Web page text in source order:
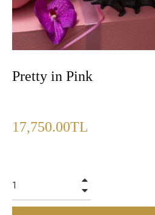
Pretty in Pink
Fiyat
17,750.00TL